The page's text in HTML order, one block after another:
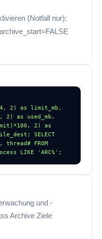
(Notfall nur):
2) as limit_mb,
2) as used_mb,
2) as
SELECT
FROM
LIKE 'ARC%';
und -
Archive Ziele